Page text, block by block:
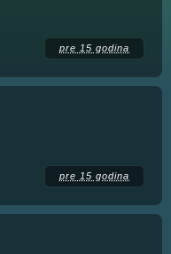
pre 15 godina
pre 15 godina